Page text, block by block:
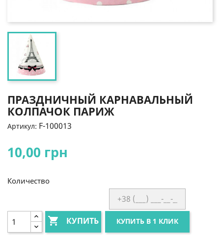
ПРАЗДНИЧНЫЙ КАРНАВАЛЬНЫЙ
КОЛПАЧОК ПАРИЖ
Артикул: F-100013
10,00 грн
Количество
 КУПИТЬ КУПИТЬ В 1 КЛИК